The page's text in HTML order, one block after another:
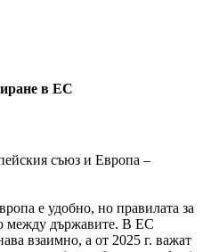
в ЕС
съюз и Европа –
е удобно, но правилата за
между държавите. В ЕС
взаимно, а от 2025 г. важат